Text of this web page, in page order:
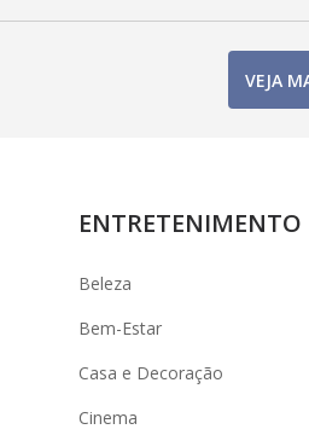
VEJA
ENTRETENIMENTO
Beleza
Bem-Estar
Casa e Decoração
Cinema